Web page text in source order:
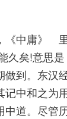
《中庸》
久矣!意思
到。东汉
记中和之为
中道。尽管